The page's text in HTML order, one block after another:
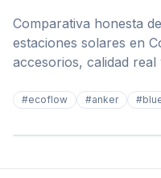
Comparativa honesta
estaciones solares en
accesorios, calidad real
#ecoflow #anker #
juntos.
productos